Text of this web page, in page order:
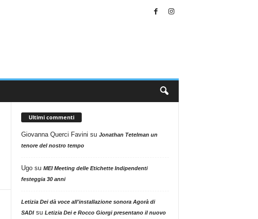
Ultimi commenti
Giovanna Querci Favini su Jonathan Tetelman un
tenore del nostro tempo
Ugosu MEI Meeting delle Etichette Indipendenti
festeggia 30 anni
Letizia Dei dà voce all'installazione sonora Agorà di
SADIsu Letizia Dei e Rocco Giorgi presentano il nuovo